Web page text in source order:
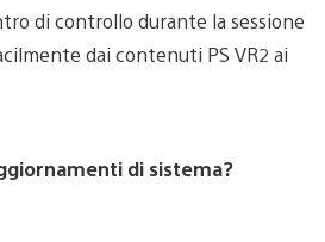
di controllo durante la sessione
dai contenuti PS VR2 ai
di sistema?